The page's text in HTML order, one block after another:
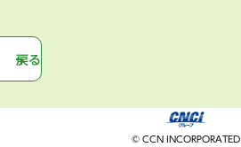
戻る
© CCN INCORPORATED